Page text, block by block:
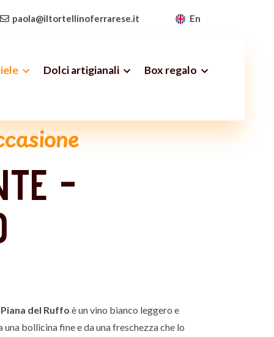
paola@iltortellinoferrarese.it En
Dolci artigianali Box regalo
-
del Ruffo è un vino bianco leggero e
bollicina fine e da una freschezza che lo